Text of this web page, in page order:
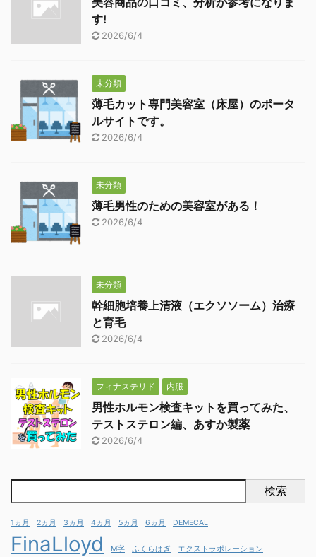
す!
2026/6/4
未分類
薄毛カット専門美容室（床屋）のポータ
ルサイトです。
2026/6/4
未分類
薄毛男性のための美容室がある！
2026/6/4
未分類
幹細胞培養上清液（エクソソーム）治療
と育毛
2026/6/4
フィナステリド 内服
男性ホルモン検査キットを買ってみた、
テストステロン編、あすか製薬
2026/6/4
検索
1ヵ月 2ヵ月 3ヵ月 4ヵ月 5ヵ月 6ヵ月 DEMECAL
FinaLloyd M字 ふくらはぎ エクストラポレーション